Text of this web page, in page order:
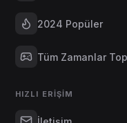
2024 Popüler
Tüm Zamanlar
HIZLI ERIŞIM